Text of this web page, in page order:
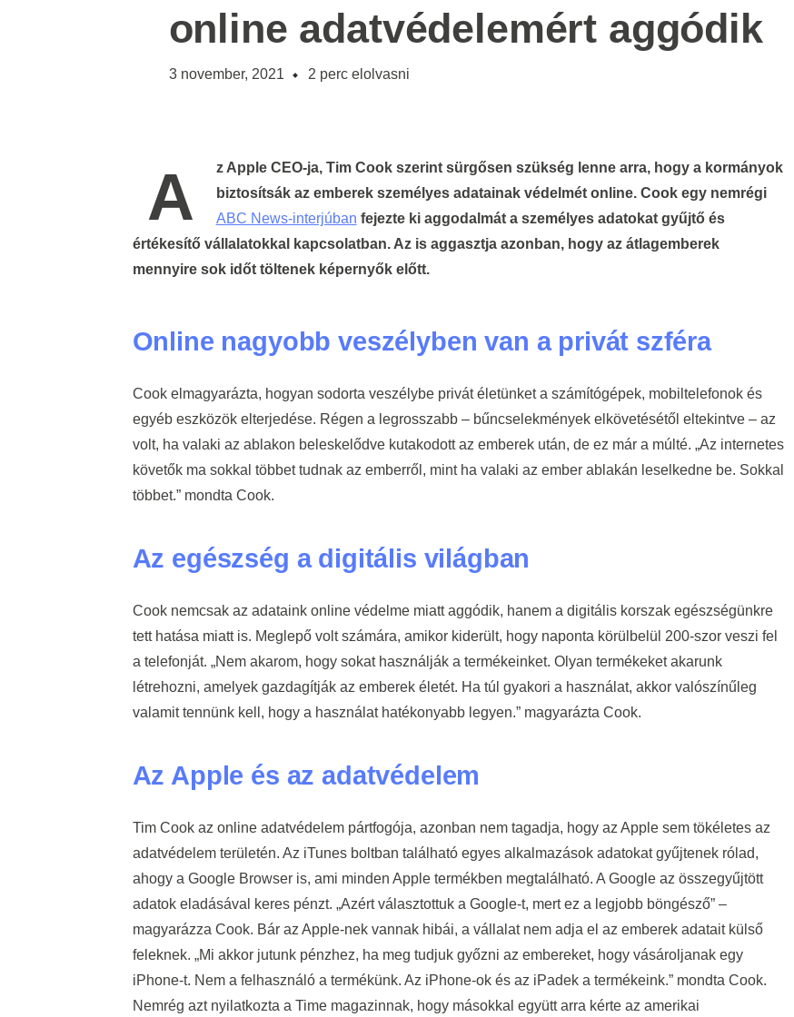
online adatvédelemért aggódik
3 november, 2021 2 perc elolvasni
Az Apple CEO-ja, Tim Cook szerint sürgősen szükség lenne arra, hogy a kormányok
biztosítsák az emberek személyes adatainak védelmét online. Cook egy nemrégi
ABC News-interjúban fejezte ki aggodalmát a személyes adatokat gyűjtő és
értékesítő vállalatokkal kapcsolatban. Az is aggasztja azonban, hogy az átlagemberek
mennyire sok időt töltenek képernyők előtt.
Online nagyobb veszélyben van a privát szféra
Cook elmagyarázta, hogyan sodorta veszélybe privát életünket a számítógépek, mobiltelefonok és
egyéb eszközök elterjedése. Régen a legrosszabb – bűncselekmények elkövetésétől eltekintve – az
volt, ha valaki az ablakon beleskelődve kutakodott az emberek után, de ez már a múlté. „Az internetes
követők ma sokkal többet tudnak az emberről, mint ha valaki az ember ablakán leselkedne be. Sokkal
többet.” mondta Cook.
Az egészség a digitális világban
Cook nemcsak az adataink online védelme miatt aggódik, hanem a digitális korszak egészségünkre
tett hatása miatt is. Meglepő volt számára, amikor kiderült, hogy naponta körülbelül 200-szor veszi fel
a telefonját. „Nem akarom, hogy sokat használják a termékeinket. Olyan termékeket akarunk
létrehozni, amelyek gazdagítják az emberek életét. Ha túl gyakori a használat, akkor valószínűleg
valamit tennünk kell, hogy a használat hatékonyabb legyen.” magyarázta Cook.
Az Apple és az adatvédelem
Tim Cook az online adatvédelem pártfogója, azonban nem tagadja, hogy az Apple sem tökéletes az
adatvédelem területén. Az iTunes boltban található egyes alkalmazások adatokat gyűjtenek rólad,
ahogy a Google Browser is, ami minden Apple termékben megtalálható. A Google az összegyűjtött
adatok eladásával keres pénzt. „Azért választottuk a Google-t, mert ez a legjobb böngésző” –
magyarázza Cook. Bár az Apple-nek vannak hibái, a vállalat nem adja el az emberek adatait külső
feleknek. „Mi akkor jutunk pénzhez, ha meg tudjuk győzni az embereket, hogy vásároljanak egy
iPhone-t. Nem a felhasználó a termékünk. Az iPhone-ok és az iPadek a termékeink.” mondta Cook.
Nemrég azt nyilatkozta a Time magazinnak, hogy másokkal együtt arra kérte az amerikai